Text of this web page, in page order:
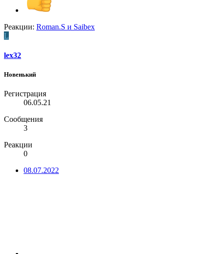
Реакции: Roman.S и Saibex
L
lex32
Новенький
Регистрация
06.05.21
Сообщения
3
Реакции
0
08.07.2022